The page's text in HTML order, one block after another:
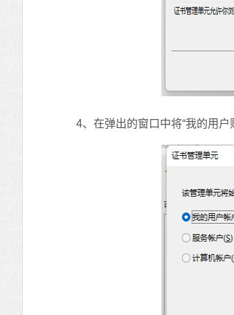
4、在弹出的窗口中将“我的用户